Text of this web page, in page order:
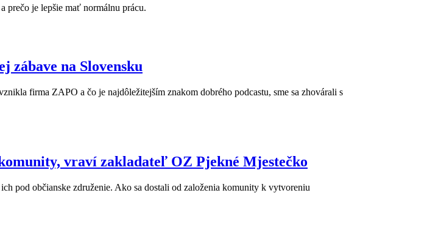
prečo je lepšie mať normálnu prácu.
zábave na Slovensku
firma ZAPO a čo je najdôležitejším znakom dobrého podcastu, sme sa zhovárali s
vraví zakladateľ OZ Pjekné Mjestečko
pod občianske združenie. Ako sa dostali od založenia komunity k vytvoreniu